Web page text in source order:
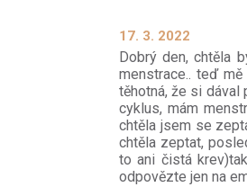
17. 3. 2022
Dobrý den, chtěla
menstrace.. teď
těhotná, že si dával
cyklus, mám
chtěla jsem se
chtěla zeptat,
to ani čistá
odpovězte jen na